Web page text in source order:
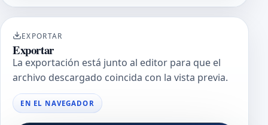
EXPORTAR
Exportar
La exportación está junto al editor para que el
archivo descargado coincida con la vista previa.
EN EL NAVEGADOR